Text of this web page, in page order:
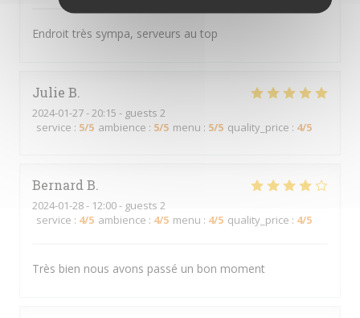
Endroit très sympa, serveurs au top
Julie B
2024-01-27- 20:15 - guests 2
service : 5/5 ambience : 5/5 menu : 5/5 quality_price : 4/5
Bernard B
2024-01-28- 12:00 - guests 2
service : 4/5 ambience : 4/5 menu : 4/5 quality_price : 4/5
Très bien nous avons passé un bon moment